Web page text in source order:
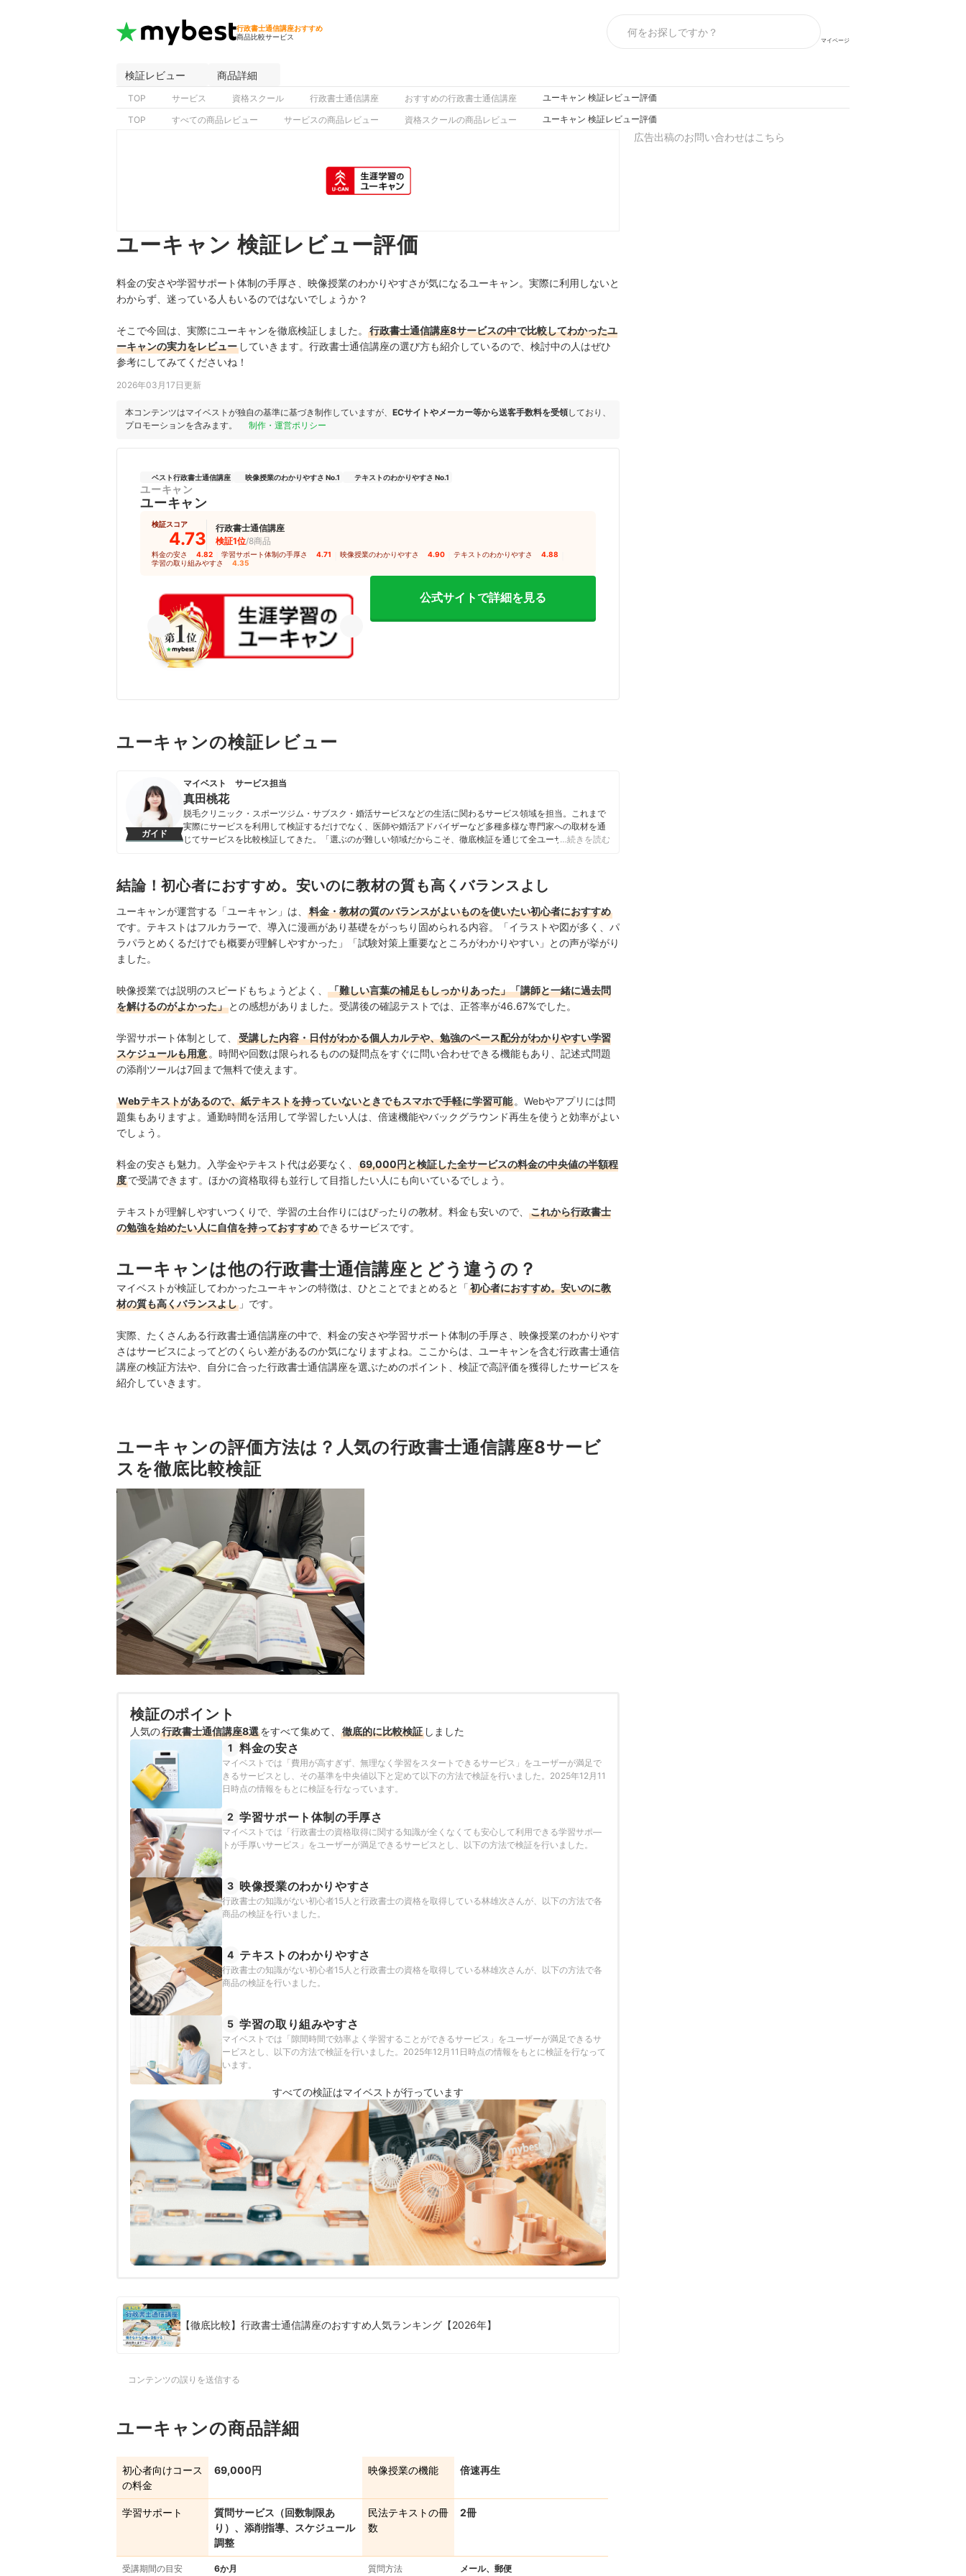
行政書士通信講座おすすめ
商品比較サービス
マイページ
検証レビュー 商品詳細
TOP サービス 資格スクール 行政書士通信講座 おすすめの行政書士通信講座 ユーキャン 検証レビュー評価
TOP すべての商品レビュー サービスの商品レビュー 資格スクールの商品レビュー ユーキャン 検証レビュー評価
ユーキャン 検証レビュー評価
料金の安さや学習サポート体制の手厚さ、映像授業のわかりやすさが気になるユーキャン。実際に利用しないと
わからず、迷っている人もいるのではないでしょうか？
そこで今回は、実際にユーキャンを徹底検証しました。
行政書士通信講座8サービスの中で比較してわかったユ
ーキャンの実力をレビュー していきます。行政書士通信講座の選び方も紹介しているので、検討中の人はぜひ
参考にしてみてくださいね！
2026年03月17日更新
本コンテンツはマイベストが独自の基準に基づき制作していますが、 ECサイトやメーカー等から送客手数料を受領しており、
プロモーションを含みます。
制作・運営ポリシー
ベスト行政書士通信講座 映像授業のわかりやすさ No.1 テキストのわかりやすさ No.1
ユーキャン
ユーキャン
検証スコア
4.73
行政書士通信講座
検証1位/8商品
料金の安さ 4.82 学習サポート体制の手厚さ 4.71 映像授業のわかりやすさ 4.90 テキストのわかりやすさ 4.88
学習の取り組みやすさ 4.35
公式サイトで詳細を見る
ユーキャンの検証レビュー
ガイド
マイベスト サービス担当
真田桃花
脱毛クリニック・スポーツジム・サブスク・婚活サービスなどの生活に関わるサービス領域を担当。これまで
実際にサービスを利用して検証するだけでなく、医師や婚活アドバイザーなど多種多様な専門家への取材を通
じてサービスを比較検証してきた。「選ぶのが難しい領域だからこそ、徹底検証を通じて全ユーザーが選びや
…続きを読む
結論！初心者におすすめ。安いのに教材の質も高くバランスよし
ユーキャンが運営する「ユーキャン」は、
料金・教材の質のバランスがよいものを使いたい初心者におすすめ
です。テキストはフルカラーで、導入に漫画があり基礎をがっちり固められる内容。「イラストや図が多く、パ
ラパラとめくるだけでも概要が理解しやすかった」「試験対策上重要なところがわかりやすい」との声が挙がり
ました。
映像授業では説明のスピードもちょうどよく、
「難しい言葉の補足もしっかりあった」「講師と一緒に過去問
を解けるのがよかった」 との感想がありました。 受講後の確認テストでは、正答率が46.67%でした。
学習サポート体制として、
受講した内容・日付がわかる個人カルテや、勉強のペース配分がわかりやすい学習
スケジュールも用意 。時間や回数は限られるものの疑問点をすぐに問い合わせできる機能もあり、記述式問題
の添削ツールは7回まで無料で使えます。
Webテキストがあるので、紙テキストを持っていないときでもスマホで手軽に学習可能 。Webやアプリには問
題集もありますよ。通勤時間を活用して学習したい人は、倍速機能やバックグラウンド再生を使うと効率がよい
でしょう。
料金の安さも魅力。入学金やテキスト代は必要なく、
69,000円と検証した全サービスの料金の中央値の半額程
度で受講できます。ほかの資格取得も並行して目指したい人にも向いているでしょう。
テキストが理解しやすいつくりで、学習の土台作りにはぴったりの教材。料金も安いので、
これから行政書士
の勉強を始めたい人に自信を持っておすすめできるサービスです。
ユーキャンは他の行政書士通信講座とどう違うの？
マイベストが検証してわかったユーキャンの特徴は、ひとことでまとめると「初心者におすすめ。安いのに教
材の質も高くバランスよし 」です。
実際、たくさんある行政書士通信講座の中で、料金の安さや学習サポート体制の手厚さ、映像授業のわかりやす
さはサービスによってどのくらい差があるのか気になりますよね。ここからは、ユーキャンを含む行政書士通信
講座の検証方法や、自分に合った行政書士通信講座を選ぶためのポイント、検証で高評価を獲得したサービスを
紹介していきます。
ユーキャンの評価方法は？人気の行政書士通信講座8サービ
スを徹底比較検証
検証のポイント
人気の行政書士通信講座8選をすべて集めて、 徹底的に比較検証 しました
1 料金の安さ
マイベストでは「費用が高すぎず、無理なく学習をスタートできるサービス」をユーザーが満足で
きるサービスとし、その基準を中央値以下と定めて以下の方法で検証を行いました。2025年12月11
日時点の情報をもとに検証を行なっています。
2 学習サポート体制の手厚さ
マイベストでは「行政書士の資格取得に関する知識が全くなくても安心して利用できる学習サポ―
トが手厚いサービス」をユーザーが満足できるサービスとし、以下の方法で検証を行いました。
3 映像授業のわかりやすさ
行政書士の知識がない初心者15人と行政書士の資格を取得している林雄次さんが、以下の方法で各
商品の検証を行いました。
4 テキストのわかりやすさ
行政書士の知識がない初心者15人と行政書士の資格を取得している林雄次さんが、以下の方法で各
商品の検証を行いました。
5 学習の取り組みやすさ
マイベストでは「隙間時間で効率よく学習することができるサービス」をユーザーが満足できるサ
ービスとし、以下の方法で検証を行いました。2025年12月11日時点の情報をもとに検証を行なって
います。
すべての検証はマイベストが行っています
【徹底比較】行政書士通信講座のおすすめ人気ランキング【2026年】
コンテンツの誤りを送信する
ユーキャンの商品詳細
初心者向けコース
の料金
69,000円 映像授業の機能 倍速再生
学習サポート
質問サービス（回数制限あ
り）、添削指導、スケジュール
調整
民法テキストの冊
数
2冊
受講期間の目安 6か月 質問方法 メール、郵便
広告出稿のお問い合わせはこちら